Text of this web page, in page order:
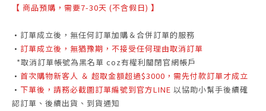
【 商品預購，需要7-30天 (不含假日) 】
• 訂單成立後，無任何訂單加購＆合併訂單的服務
• 訂單成立後，無猶豫期，不接受任何理由取消訂單
*取消訂單帳號為黑名單 coz有權利關閉官網帳戶
• 首次購物新客人 ＆ 超取金額超過$3000，需先付款訂單才成立
• 下單後，請務必截圖訂單編號到官方LINE 以協助小幫手後續確
認訂單、後續出貨、到貨通知